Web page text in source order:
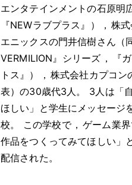
エンタテインメントの石原明
『NEWラブプラス』）
， 株
エニックスの門井信樹さん（
VERMILION』シリーズ ，
『
トス』）
， 株式会社カプコン
表）の30歳代3人 。
3人は「
ほしい」と学生にメッセージ
校。 この学校で ， ゲーム業
作品をつくってみてほしい」
配信された 。